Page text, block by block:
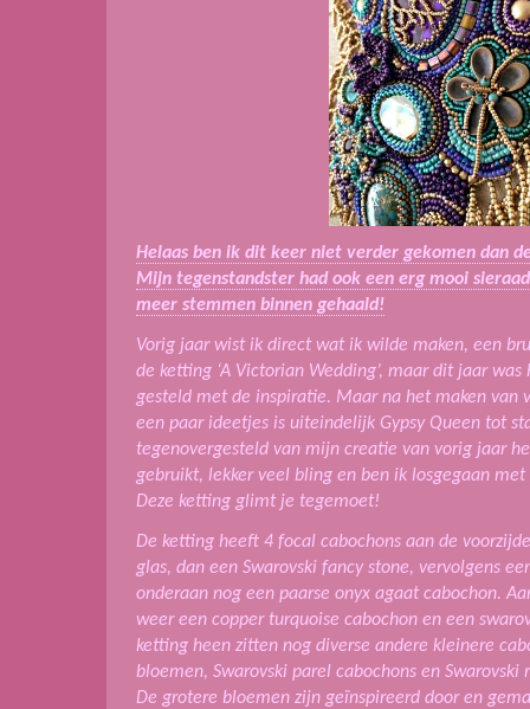
Helaas ben ik dit keer niet verder gekomen dan
Mijn tegenstandster had ook een erg mooi
meer stemmen binnen gehaald!
Vorig jaar wist ik direct wat ik wilde maken, een
de ketting ‘A Victorian Wedding’, maar dit jaar
gesteld met de inspiratie. Maar na het maken van
een paar ideetjes is uiteindelijk Gypsy Queen tot
tegenovergesteld van mijn creatie van vorig jaar
gebruikt, lekker veel bling en ben ik losgegaan
Deze ketting glimt je tegemoet!
De ketting heeft 4 focal cabochons aan de
glas, dan een Swarovski fancy stone, vervolgens
onderaan nog een paarse onyx agaat cabochon.
weer een copper turquoise cabochon en een
ketting heen zitten nog diverse andere kleinere
bloemen, Swarovski parel cabochons en
De grotere bloemen zijn geïnspireerd door en